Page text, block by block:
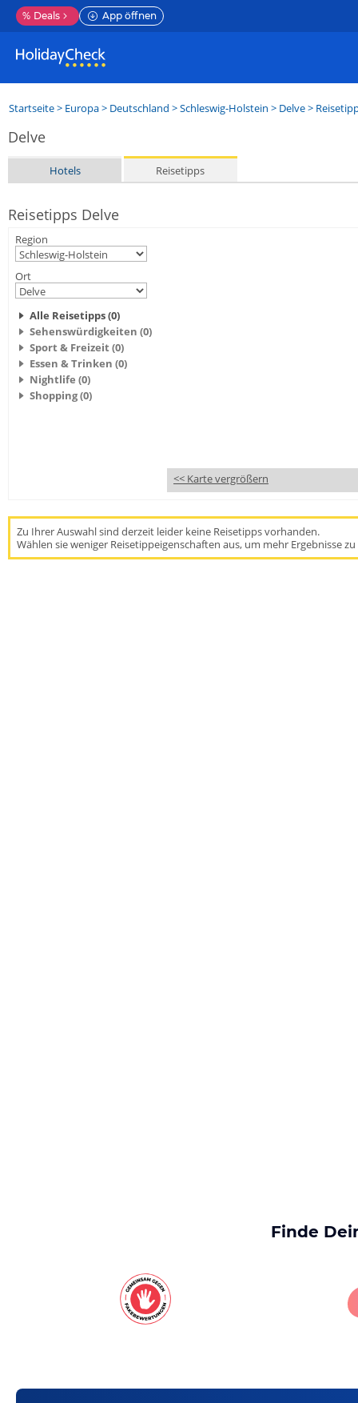
% Deals App öffnen
Startseite> Europa> Deutschland >Schleswig-Holstein > Delve>
Delve
Hotels Reisetipps
Reisetipps Delve
Region
Ort
Alle Reisetipps (0)
Sehenswürdigkeiten (0)
Sport & Freizeit (0)
Essen & Trinken (0)
Nightlife (0)
Shopping (0)
<< Karte vergrößern
Zu Ihrer Auswahl sind derzeit leider keine Reisetipps vorhanden.
Wählen sie weniger Reisetippeigenschaften aus, um mehr Ergebnisse
Finde